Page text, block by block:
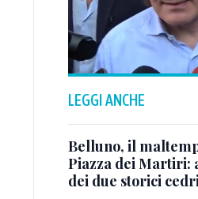
LEGGI ANCHE
Belluno, il
Piazza dei Martiri:
dei due storici